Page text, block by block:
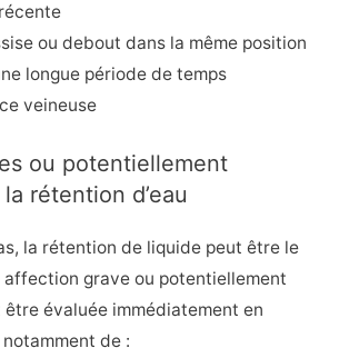
ou debout dans la même position
longue période de temps
veineuse
ou potentiellement
rétention d’eau
la rétention de liquide peut être le
affection grave ou potentiellement
évaluée immédiatement en
notamment de :